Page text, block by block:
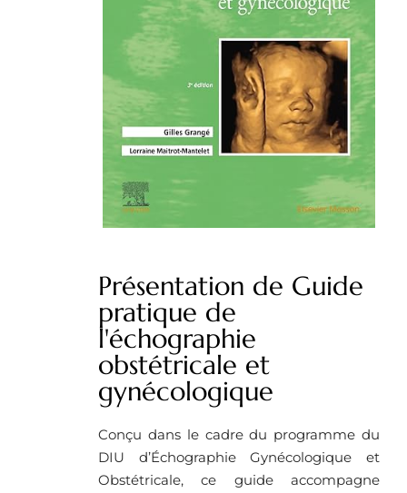
Présentation de Guide
pratique de
l'échographie
obstétricale et
gynécologique
Conçu dans le cadre du programme du
DIU d’Échographie Gynécologique et
Obstétricale, ce guide accompagne